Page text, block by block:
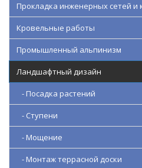
Прокладка инженерных сетей и
Кровельные работы
Промышленный альпинизм
Ландшафтный дизайн
- Посадка растений
- Ступени
- Мощение
- Монтаж террасной доски